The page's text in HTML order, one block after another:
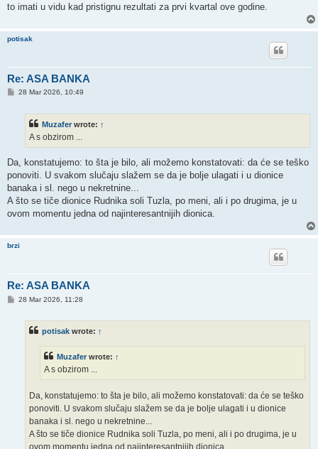
to imati u vidu kad pristignu rezultati za prvi kvartal ove godine.
potisak
Re: ASA BANKA
P28 Mar 2026, 10:49
Muzafer wrote: ↑
A s obzirom ...
Da, konstatujemo: to šta je bilo, ali možemo konstatovati: da će se teško
ponoviti. U svakom slučaju slažem se da je bolje ulagati i u dionice
banaka i sl. nego u nekretnine...
A što se tiče dionice Rudnika soli Tuzla, po meni, ali i po drugima, je u
ovom momentu jedna od najinteresantnijih dionica.
brzi
Re: ASA BANKA
P28 Mar 2026, 11:28
potisak wrote: ↑
Muzaferwrote: ↑
A s obzirom ...
Da, konstatujemo: to šta je bilo, ali možemo konstatovati: da će se teško
ponoviti. U svakom slučaju slažem se da je bolje ulagati i u dionice
banaka i sl. nego u nekretnine...
A što se tiče dionice Rudnika soli Tuzla, po meni, ali i po drugima, je u
ovom momentu jedna od najinteresantnijih dionica.